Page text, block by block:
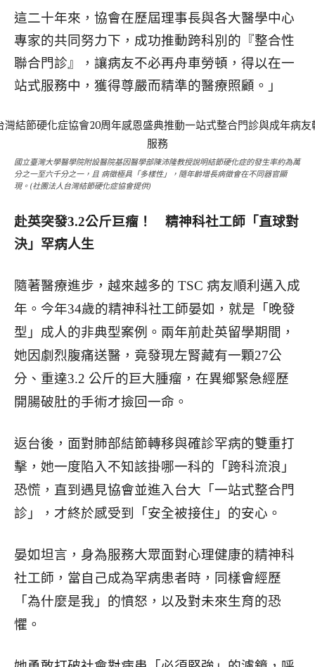
這二十年來，協會在歷屆理事長與各大醫學中心
專家的共同努力下，成功推動跨科別的『整合性
聯合門診』，讓病友不必再舟車勞頓，得以在一
站式服務中，獲得尊嚴而精準的醫療照顧。」
國立臺灣大學醫學院附設醫院基因醫學部陳沛隆教授說明結節硬化症的發生率約為萬
分之一至六千分之一，且 病徵極具「多樣性」，隨年齡增長病徵會在不同器官顯
現。(社團法人台灣結節硬化症協會提供)
赴英突發3.2公斤巨瘤！ 精神科社工師「直球對
決」罕病人生
隨著醫療進步，越來越多的 TSC 病友順利邁入成
年。今年34歲的精神科社工師晏如，就是「晚發
型」 成人的非典型案例。兩年前赴英留學期間，
她因劇烈腹痛送醫，竟發現左腎藏有一顆27公
分、重達3.2 公斤的巨大腫瘤，在異鄉緊急經歷
開腸破肚的手術才撿回一命。
返台後，面對肺部結節轉移與確診罕病的雙重打
擊，她一度陷入不知該掛哪一科的「跨科流浪」
恐慌，直到遇見協會並進入台大「一站式整合門
診」，才終於感受到「安全被接住」的安心。
晏如坦言，身為服務大眾面對心理健康的精神科
社工師，當自己成為罕病患者時，同樣會經歷
「為什麼是我」的憤怒，以及對未來生育的恐
懼。